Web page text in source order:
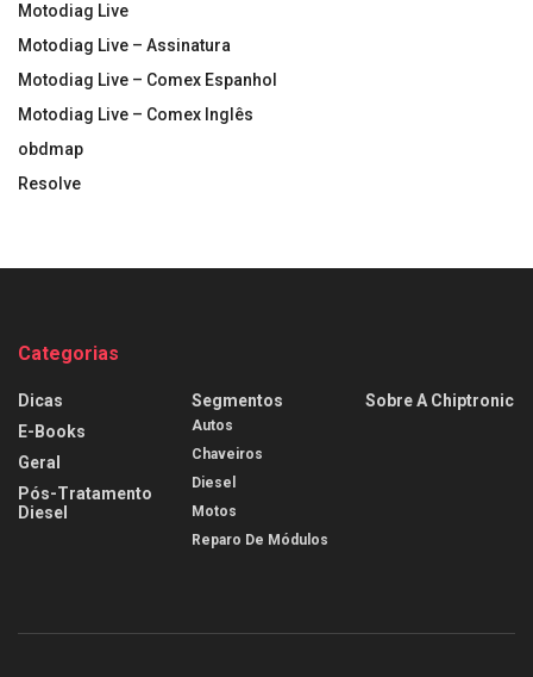
Motodiag Live
Motodiag Live – Assinatura
Motodiag Live – Comex Espanhol
Motodiag Live – Comex Inglês
obdmap
Resolve
Categorias
Dicas
E-Books
Geral
Pós-Tratamento
Diesel
Segmentos
Autos
Chaveiros
Diesel
Motos
Reparo De Módulos
Sobre A Chiptronic